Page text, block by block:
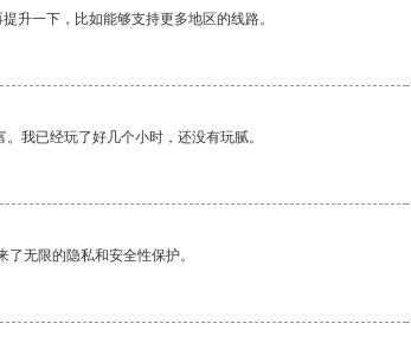
升一下，比如能够支持更多地区的线路。
我已经玩了好几个小时，还没有玩腻。
无限的隐私和安全性保护。